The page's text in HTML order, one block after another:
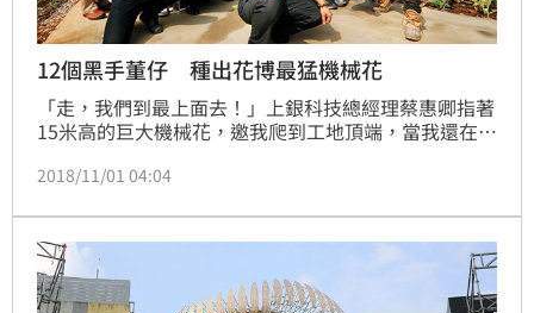
12個黑手董仔 種出花博最猛機械花
「走，我們到最上面去！」上銀科技總經理蔡惠卿指著
15米高的巨大機械花，邀我爬到工地頂端，當我還在猶
爬。
在5層樓高鷹架上採訪，正午豔陽加上熱燙的鋼管，讓
每個人都大汗淋漓。聽起來很瘋狂，但，這卻是12家台
中企業、逾百人團隊，自今年3月以來，化身「機械花
農」寫照。
2018/11/01 04:04